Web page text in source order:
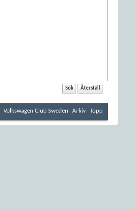
Volkswagen Club Sweden Arkiv Topp